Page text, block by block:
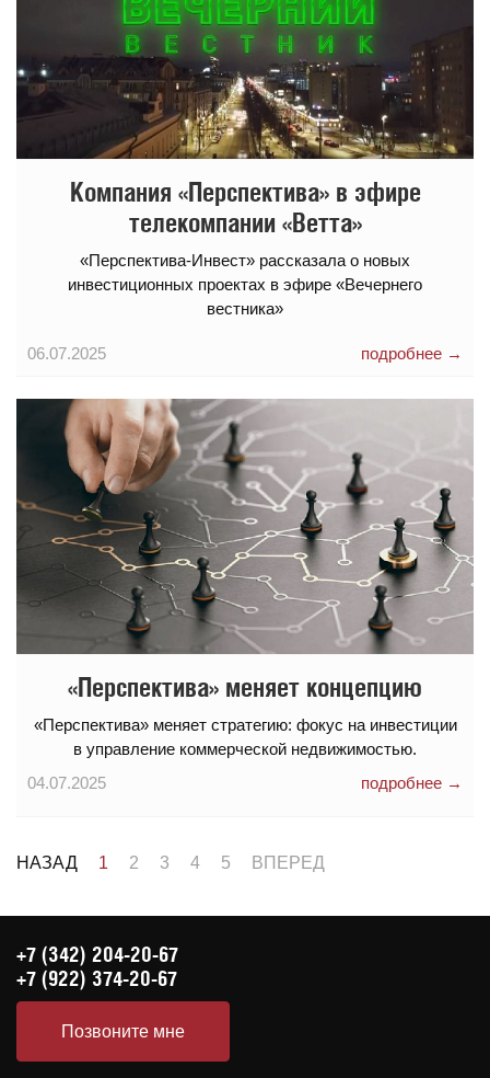
Компания «Перспектива» в эфире
телекомпании «Ветта»
«Перспектива-Инвест» рассказала о новых
инвестиционных проектах в эфире «Вечернего
вестника»
06.07.2025 подробнее →
«Перспектива» меняет концепцию
«Перспектива» меняет стратегию: фокус на инвестиции
в управление коммерческой недвижимостью.
04.07.2025
подробнее →
НАЗАД 1 2 3 4 5 ВПЕРЕД
+7 (342) 204-20-67
+7 (922) 374-20-67
Позвоните мне